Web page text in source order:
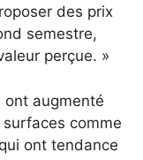
des prix
semestre,
perçue. »
ont augmenté
comme
ont tendance